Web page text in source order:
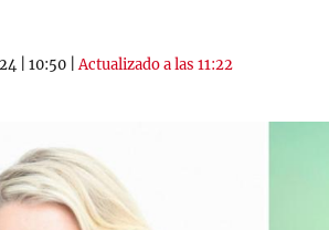
10:50 |Actualizado a las 11:22